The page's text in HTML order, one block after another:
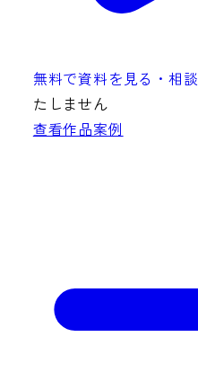
無料で資料を見る・相談
たしません
查看作品案例